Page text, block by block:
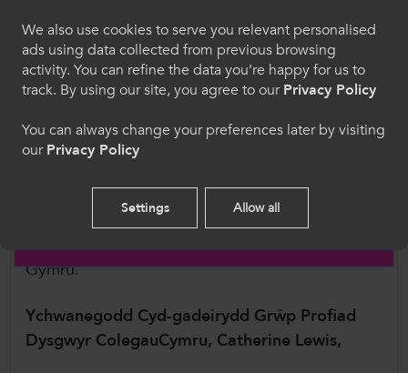
diweddariad ar bolisi, llywodraethu a'r camau
nesaf ganSiân Jones , ochr yn ochr â sesiwn
arbenigol ganZoe Lodrick ar Ddeall Seicoleg y
Troseddwr.
Bydd cynrychiolwyr hefyd yn cael cipolwg ar
arweiniadMaxine Thomaso Goleg Sir Benfro,
yn ogystal â chyfleoedd drwy gydol y dydd i
rwydweithio â chydweithwyr o bob cwr o
Gymru.
Ychwanegodd Cyd-gadeirydd Grŵp Profiad
Dysgwyr ColegauCymru, Catherine Lewis,
Cymraeg
Welcome to CollegesWales
Please select your language preference. By using
English
We also use cookies to serve you relevant personalised
ads using data collected from previous browsing
activity. You can refine the data you’re happy for us to
track. By using our site, you agree to ourPrivacy Policy
You can always change your preferences later by visiting
ourPrivacy Policy
Settings Allow all